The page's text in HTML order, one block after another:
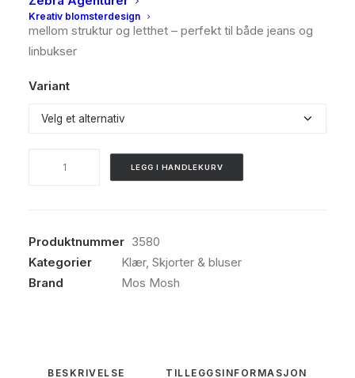
Kreativ blomsterdesign
Det transparente mønsteret gir et sofistikert spill
mellom struktur og letthet – perfekt til både jeans og
linbukser
Variant
shirt,
ecru
antall
LEGG I HANDLEKURV
Produktnummer 3580
Kategorier
Klær, Skjorter & bluser
Brand
Mos Mosh
BESKRIVELSE TILLEGGSINFORMASJON